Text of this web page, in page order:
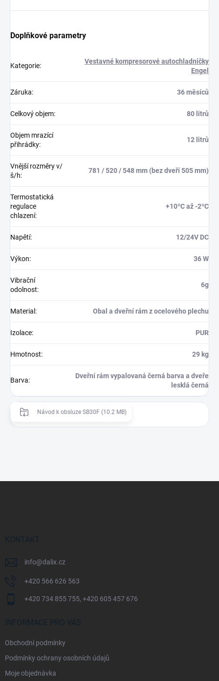
Doplňkové parametry
Kategorie:
Vestavné kompresorové autochladničky
Engel
Záruka: 36 měsíců
Celkový objem: 80 litrů
Objem mrazící
přihrádky:
12 litrů
Vnější rozměry v/
š/h:
781 / 520 / 548 mm (bez dveří 505 mm)
Termostatická
regulace
chlazení:
+10ºC až -2ºC
Napětí: 12/24V DC
Výkon: 36 W
Vibrační
odolnost:
6g
Material : Obal a dveřní rám z ocelového plechu
Izolace: PUR
Hmotnost: 29 kg
Barva:
Dveřní rám vypalovaná černá barva a dveře
lesklá černá
Návod k obsluze SB30F (10.2 MB)
KONTAKT
info@dalix.cz
+420 566 626 563
+420 734 855 755, +420 605 457 676
INFORMACE PRO VÁS
Obchodní podmínky
Podmínky ochrany osobních údajů
Moje objednávka